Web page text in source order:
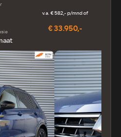
v.a. € 582,- p/mnd of
€ 33.950,-